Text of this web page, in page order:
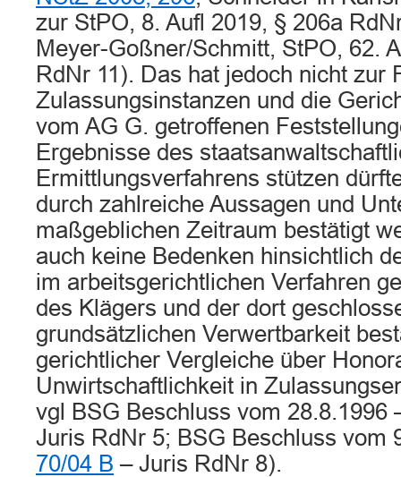
zur StPO, 8. Aufl 2019, § 206a
Meyer-Goßner/Schmitt, StPO, 62.
RdNr 11). Das hat jedoch nicht zur
Zulassungsinstanzen und die
vom AG G. getroffenen
Ergebnisse des
Ermittlungsverfahrens stützen
durch zahlreiche Aussagen und
maßgeblichen Zeitraum bestätigt
auch keine Bedenken hinsichtlich
im arbeitsgerichtlichen Verfahren
des Klägers und der dort
grundsätzlichen Verwertbarkeit
gerichtlicher Vergleiche über
Unwirtschaftlichkeit in
vgl BSG Beschluss vom 28.8.1996
Juris RdNr 5; BSG Beschluss vom
70/04 B – Juris RdNr 8).